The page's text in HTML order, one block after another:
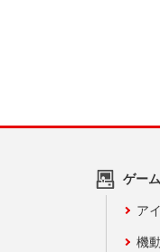
ゲー
ア
機